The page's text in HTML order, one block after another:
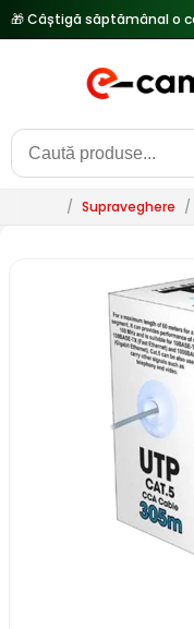
/ Supraveghere /